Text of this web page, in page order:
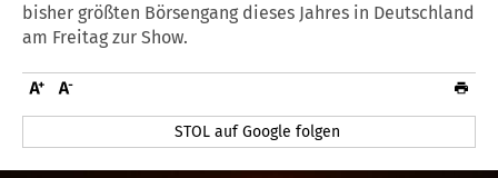
bisher größten Börsengang dieses Jahres in Deutschland
am Freitag zur Show.
STOL auf Google folgen